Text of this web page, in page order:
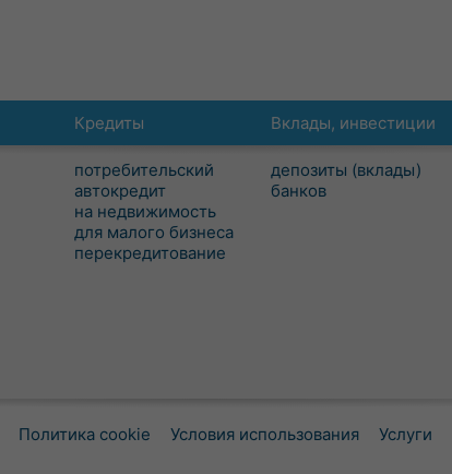
Кредиты
потребительский
автокредит
на недвижимость
для малого бизнеса
перекредитование
Вклады, инвестиции
депозиты (вклады)
банков
Политика cookie Условия использования Услуги